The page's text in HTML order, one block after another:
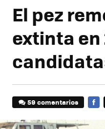
El pez
extinta en
59 comentarios